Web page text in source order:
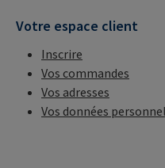
Votre espace client
Inscrire
Vos commandes
Vos adresses
Vos données